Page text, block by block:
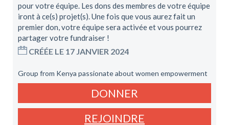
pour votre équipe. Les dons des membres de votre équipe
iront à ce(s) projet(s). Une fois que vous aurez fait un
premier don, votre équipe sera activée et vous pourrez
partager votre fundraiser !
CRÉÉE LE 17 JANVIER 2024
Group from Kenya passionate about women empowerment
DONNER
REJOINDRE